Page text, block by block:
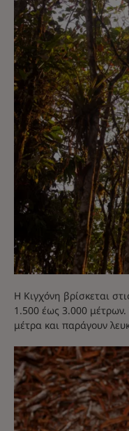
Η Κιγχόνη βρίσκεται
1.500 έως 3.000
μέτρα και παράγουν